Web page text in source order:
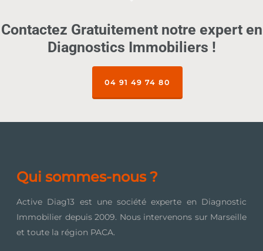
Contactez Gratuitement notre expert en
Diagnostics Immobiliers !
04 91 49 74 80
Qui sommes-nous ?
Active Diag13 est une société experte en Diagnostic
Immobilier depuis 2009. Nous intervenons sur Marseille
et toute la région PACA.